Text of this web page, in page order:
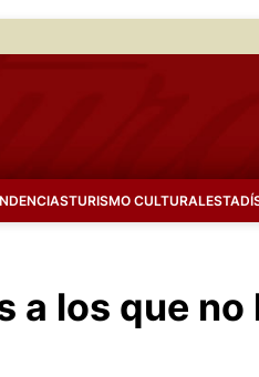
TURISMO CULTURAL
los que